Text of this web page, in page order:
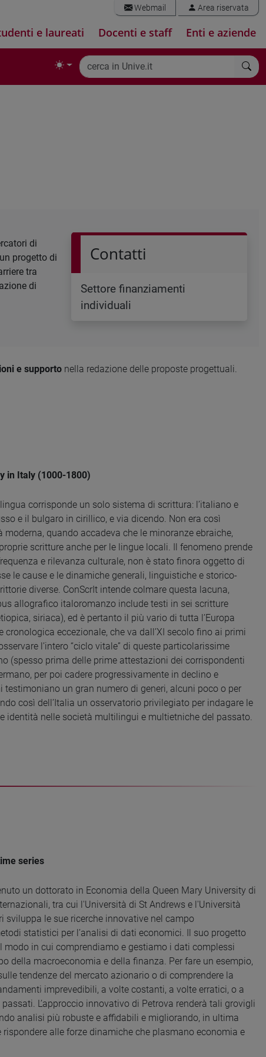
Webmail Area riservata
e laureati Docenti e staff Enti e aziende
di
progetto di
tra
di
Contatti
Settore finanziamenti
individuali
e supporto nella redazione delle proposte progettuali.
in Italy (1000-1800)
corrisponde un solo sistema di scrittura: l’italiano e
e il bulgaro in cirillico, e via dicendo. Non era così
moderna, quando accadeva che le minoranze ebraiche,
scritture anche per le lingue locali. Il fenomeno prende
e rilevanza culturale, non è stato finora oggetto di
le cause e le dinamiche generali, linguistiche e storico-
diverse. ConScrIt intende colmare questa lacuna,
allografico italoromanzo include testi in sei scritture
siriaca), ed è pertanto il più vario di tutta l’Europa
cronologica eccezionale, che va dall’XI secolo fino ai primi
l’intero “ciclo vitale” di queste particolarissime
(spesso prima delle prime attestazioni dei corrispondenti
per poi cadere progressivamente in declino e
un gran numero di generi, alcuni poco o per
così dell’Italia un osservatorio privilegiato per indagare le
identità nelle società multilingui e multietniche del passato.
series
un dottorato in Economia della Queen Mary University di
tra cui l'Università di St Andrews e l'Università
sviluppa le sue ricerche innovative nel campo
statistici per l’analisi di dati economici. Il suo progetto
modo in cui comprendiamo e gestiamo i dati complessi
della macroeconomia e della finanza. Per fare un esempio,
tendenze del mercato azionario o di comprendere la
imprevedibili, a volte costanti, a volte erratici, o a
L’approccio innovativo di Petrova renderà tali grovigli
analisi più robuste e affidabili e migliorando, in ultima
alle forze dinamiche che plasmano economia e